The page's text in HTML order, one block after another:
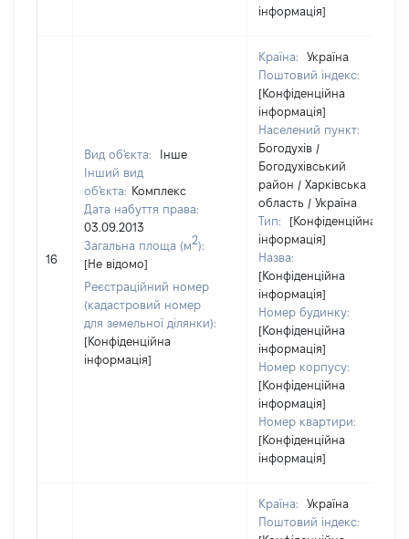
інформація]
16
Вид об'єкта:
Інше
Інший вид
об'єкта: Комплекс
Дата набуття права:
03.09.2013
Загальна площа (м2):
[Не відомо]
Реєстраційний номер
(кадастровий номер
для земельної ділянки):
[Конфіденційна
інформація]
Країна:
Україна
Поштовий індекс:
[Конфіденційна
інформація]
Населений пункт:
Богодухів /
Богодухівський
район / Харківська
область / Україна
Тип:
[Конфіденційна
інформація]
Назва:
[Конфіденційна
інформація]
Номер будинку:
[Конфіденційна
інформація]
Номер корпусу:
[Конфіденційна
інформація]
Номер квартири:
[Конфіденційна
інформація]
Країна:
Україна
Поштовий індекс: